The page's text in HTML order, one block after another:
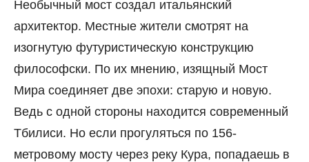
Необычный мост создал итальянский
архитектор. Местные жители смотрят на
изогнутую футуристическую конструкцию
философски. По их мнению, изящный Мост
Мира соединяет две эпохи: старую и новую.
Ведь с одной стороны находится современный
Тбилиси. Но если прогуляться по 156-
метровому мосту через реку Кура, попадаешь в